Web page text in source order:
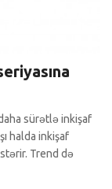
sürətlə inkişaf
halda inkişaf
Trend də